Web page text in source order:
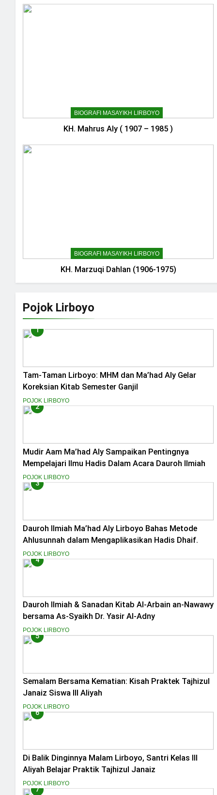
BIOGRAFI MASAYIKH LIRBOYO
KH. Mahrus Aly ( 1907 – 1985 )
BIOGRAFI MASAYIKH LIRBOYO
KH. Marzuqi Dahlan (1906-1975)
Pojok Lirboyo
1
Tam-Taman Lirboyo: MHM dan Ma’had Aly Gelar
Koreksian Kitab Semester Ganjil
POJOK LIRBOYO
2
Mudir Aam Ma’had Aly Sampaikan Pentingnya
Mempelajari Ilmu Hadis Dalam Acara Dauroh Ilmiah
POJOK LIRBOYO
3
Dauroh Ilmiah Ma’had Aly Lirboyo Bahas Metode
Ahlusunnah dalam Mengaplikasikan Hadis Dhaif.
POJOK LIRBOYO
4
Dauroh Ilmiah & Sanadan Kitab Al-Arbain an-Nawawy
bersama As-Syaikh Dr. Yasir Al-Adny
POJOK LIRBOYO
5
Semalam Bersama Kematian: Kisah Praktek Tajhizul
Janaiz Siswa III Aliyah
POJOK LIRBOYO
6
Di Balik Dinginnya Malam Lirboyo, Santri Kelas III
Aliyah Belajar Praktik Tajhizul Janaiz
POJOK LIRBOYO
7